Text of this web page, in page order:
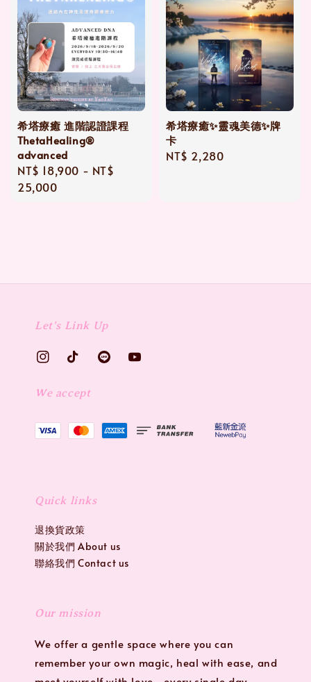
希塔療癒 進階認證課程
ThetaHealing®
advanced
Regular
price
NT$ 18,900 - NT$
25,000
希塔療癒✨靈魂美德✨牌
卡
Regular
NT$ 2,280
Let's Link Up
We accept
Quick links
退換貨政策
關於我們 About us
聯絡我們 Contact us
Our mission
We offer a gentle space where you can
remember your own magic, heal with ease, and